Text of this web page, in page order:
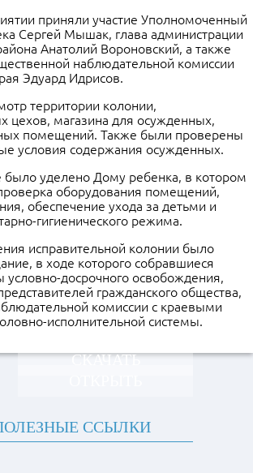
приняли участие Уполномоченный
Сергей Мышак, глава администрации
Анатолий Вороновский, а также
наблюдательной комиссии
Эдуард Идрисов.
территории колонии,
цехов, магазина для осужденных,
помещений. Также были проверены
условия содержания осужденных.
уделено Дому ребенка, в котором
оборудования помещений,
обеспечение ухода за детьми и
гигиенического режима.
исправительной колонии было
в ходе которого собравшиеся
условно-досрочного освобождения,
гражданского общества,
комиссии с краевыми
исполнительной системы.
СКАЧАТЬ
ССЫЛКИ